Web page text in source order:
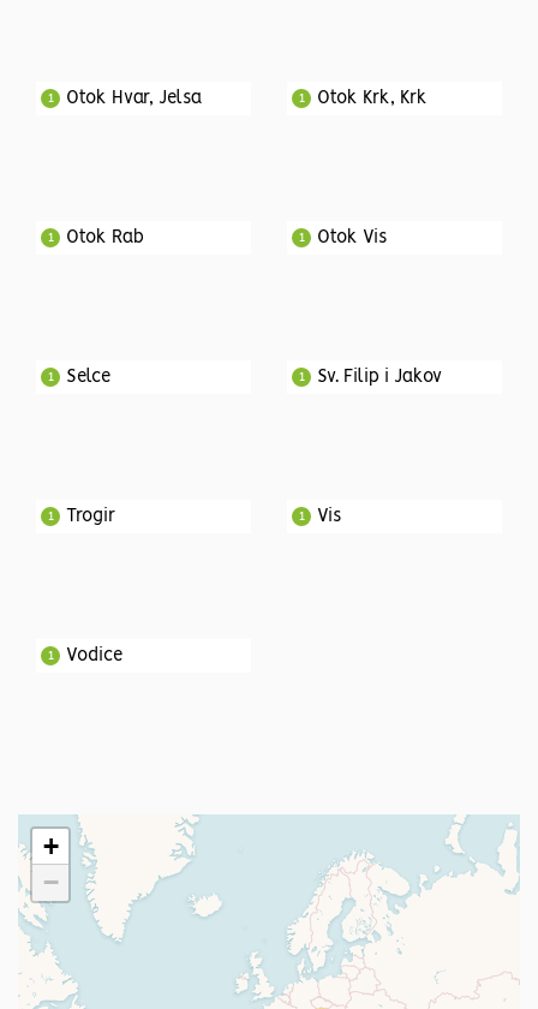
Otok Hvar, Jelsa
1 Otok Krk, Krk
1
Otok Rab
1 Otok Vis
1
Selce
1 Sv. Filip i Jakov
1
Trogir
1 Vis
1
Vodice
1
+
−